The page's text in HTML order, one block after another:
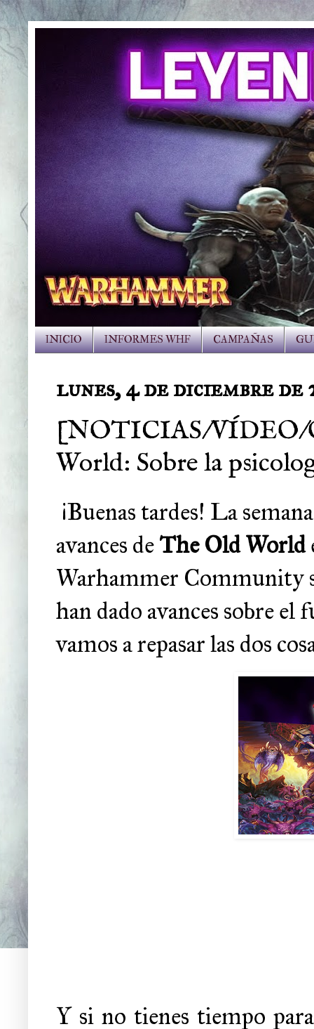
INICIO INFORMES WHF CAMPAÑAS
lunes, 4 de diciembre de
[NOTICIAS/VÍDEO/
World: Sobre la
¡Buenas tardes! La
avances deThe Old World
Warhammer Community
han dado avances sobre el
vamos a repasar las dos
Y si no tienes tiempo